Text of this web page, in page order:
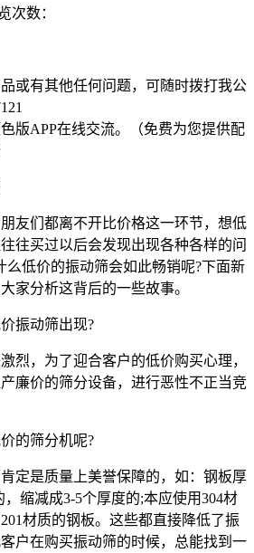
次数：
或有其他任何问题，可随时拨打我公
版APP在线交流。（免费为您提供配
们都离不开比价格这一环节，想低
往买过以后会发现出现各种各样的问
么低价的振动筛会如此畅销呢?下面新
家分析这背后的一些故事。
振动筛出现?
，为了迎合客户的低价购买心理，
廉价的筛分设备，进行恶性不正当竞
的筛分机呢?
是质量上美誉保障的，如：钢板厚
缩减成3-5个厚度的;本应使用304材
材质的钢板。这些都直接降低了振
户在购买振动筛的时候，总能找到一